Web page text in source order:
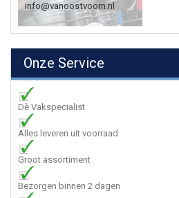
info@vanoostvoorn.nl
Onze Service
Dè Vakspecialist
Alles leveren uit voorraad
Groot assortiment
Bezorgen binnen 2 dagen